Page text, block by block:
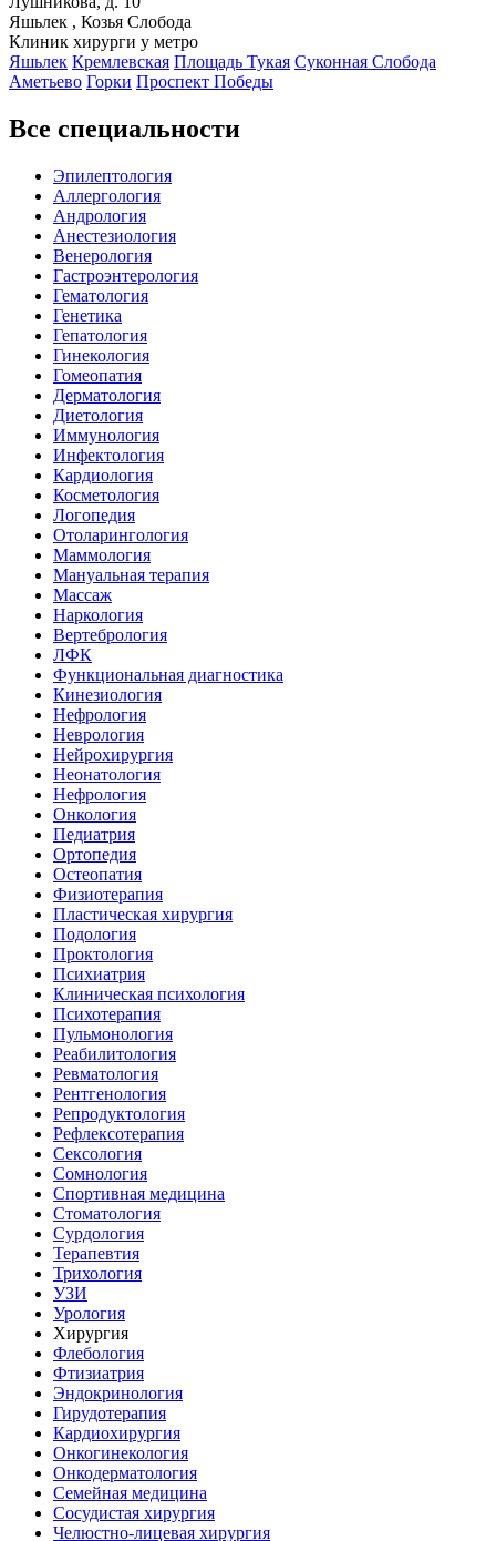
Яшьлек , Козья Слобода
Клиник хирурги у метро
Яшьлек Кремлевская Площадь Тукая Суконная Слобода
Аметьево Горки Проспект Победы
Все специальности
Эпилептология
Аллергология
Андрология
Анестезиология
Венерология
Гастроэнтерология
Гематология
Генетика
Гепатология
Гинекология
Гомеопатия
Дерматология
Диетология
Иммунология
Инфектология
Кардиология
Косметология
Логопедия
Отоларингология
Маммология
Мануальная терапия
Массаж
Наркология
Вертебрология
ЛФК
Функциональная диагностика
Кинезиология
Нефрология
Неврология
Нейрохирургия
Неонатология
Нефрология
Онкология
Педиатрия
Ортопедия
Остеопатия
Физиотерапия
Пластическая хирургия
Подология
Проктология
Психиатрия
Клиническая психология
Психотерапия
Пульмонология
Реабилитология
Ревматология
Рентгенология
Репродуктология
Рефлексотерапия
Сексология
Сомнология
Спортивная медицина
Стоматология
Сурдология
Терапевтия
Трихология
УЗИ
Урология
Хирургия
Флебология
Фтизиатрия
Эндокринология
Гирудотерапия
Кардиохирургия
Онкогинекология
Онкодерматология
Семейная медицина
Сосудистая хирургия
Челюстно-лицевая хирургия